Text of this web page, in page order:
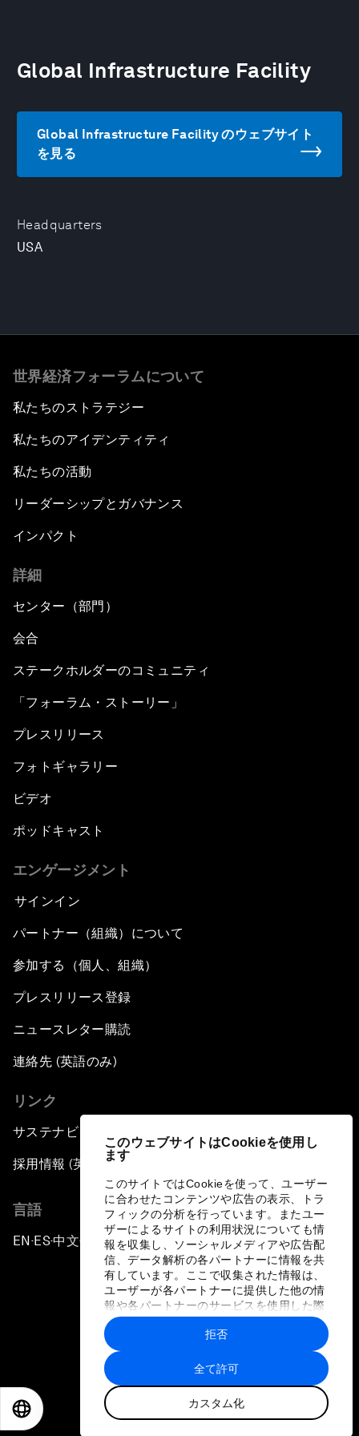
このウェブサイトはCookieを使用し
ます
このサイトではCookieを使って、ユーザー
に合わせたコンテンツや広告の表示、トラ
フィックの分析を行っています。またユー
ザーによるサイトの利用状況についても情
報を収集し、ソーシャルメディアや広告配
信、データ解析の各パートナーに情報を共
有しています。ここで収集された情報は、
ユーザーが各パートナーに提供した他の情
報や各パートナーのサービスを使用した際
に収集された情報と組み合わされ、各パー
トナーによって使用されることがありま
す。
全て許可
カスタム化
拒否
Headquarters
USA
Global Infrastructure Facility
Global Infrastructure Facility のウェブサイト
を見る
世界経済フォーラムについて
私たちのストラテジー
私たちのアイデンティティ
私たちの活動
リーダーシップとガバナンス
インパクト
詳細
センター（部門）
会合
ステークホルダーのコミュニティ
「フォーラム・ストーリー」
プレスリリース
フォトギャラリー
ビデオ
ポッドキャスト
エンゲージメント
サインイン
パートナー（組織）について
参加する（個人、組織）
プレスリリース登録
ニュースレター購読
連絡先 (英語のみ)
リンク
サステナビリティへの取り組み
採用情報 (英語のみ)
言語
EN ▪ES▪中文▪ 日本語
プライバシーポリシーと利用規約
サイトマップ
©
世界経済フォーラム